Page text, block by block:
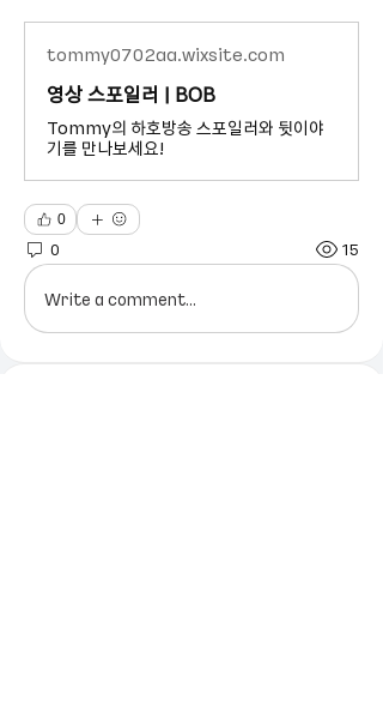
tommy0702aa.wixsite.com
영상 스포일러 | BOB
Tommy의 하호방송 스포일러와 뒷이야
기를 만나보세요!
0
0 15
Write a comment...